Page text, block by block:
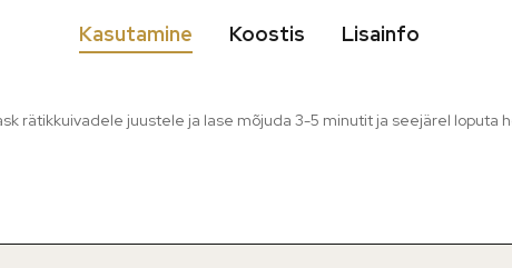
Kasutamine
rätikkuivadele juustele ja lase mõjuda 3-5 minutit ja seejärel loputa
Koostis Lisainfo